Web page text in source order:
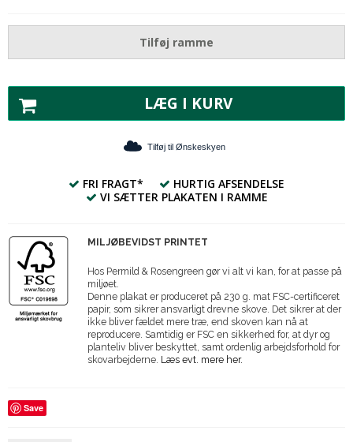
Tilføj ramme
LÆG I KURV
Tilføj til Ønskeskyen
FRI FRAGT*
HURTIG AFSENDELSE
VI SÆTTER PLAKATEN I RAMME
MILJØBEVIDST PRINTET
Hos Permild & Rosengreen gør vi alt vi kan, for at passe på
miljøet.
Denne plakat er produceret på 230 g. mat FSC-certificeret
papir, som sikrer ansvarligt drevne skove. Det sikrer at der
ikke bliver fældet mere træ, end skoven kan nå at
reproducere. Samtidig er FSC en sikkerhed for, at dyr og
planteliv bliver beskyttet, samt ordenlig arbejdsforhold for
skovarbejderne. Læs evt. mere her.
Save